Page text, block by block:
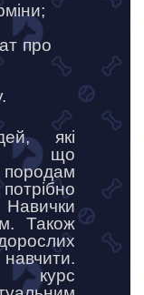
про
які
що
Також
курс